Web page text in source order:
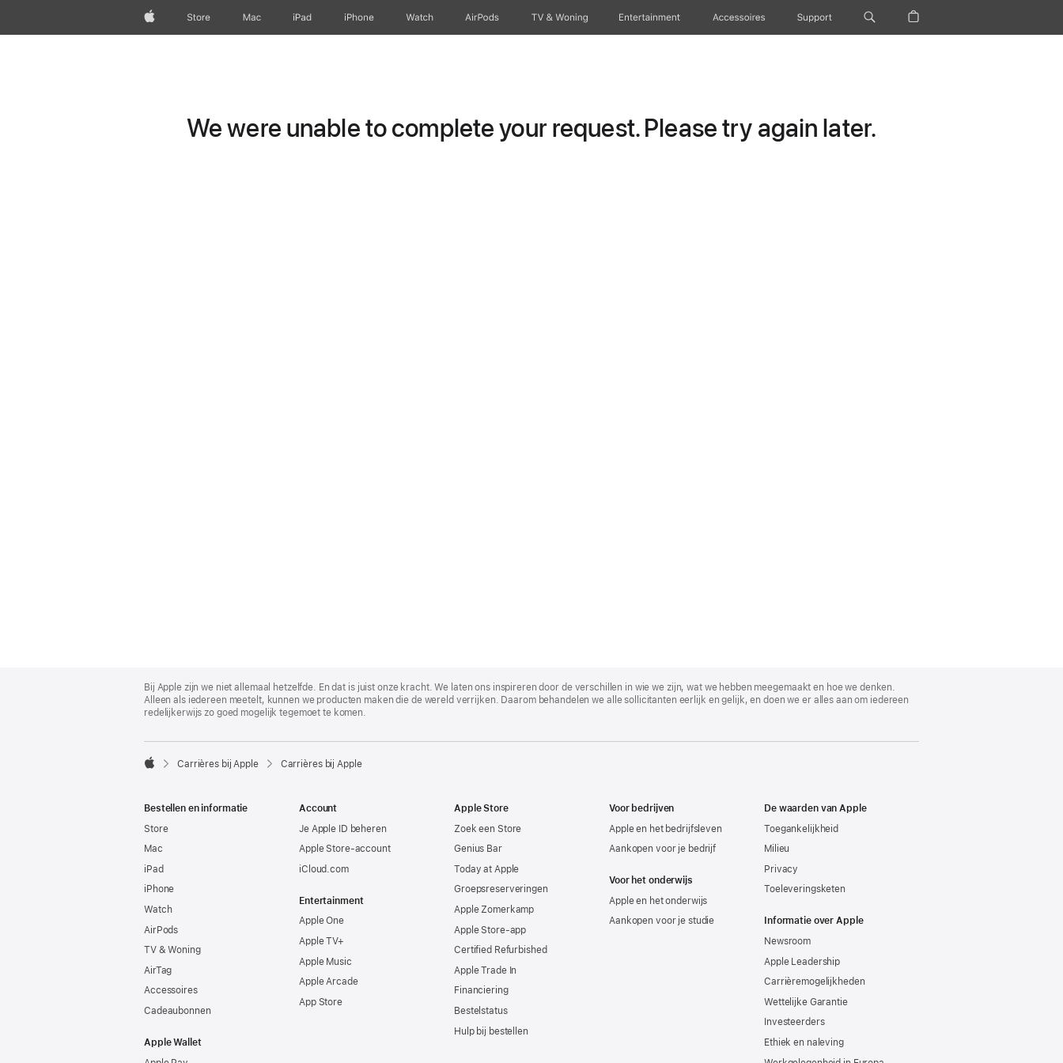
AppleStore Mac iPad iPhone Watch AirPods TV & Woning Entertainment Accessoires Support
We were unable to complete your request. Please try again later.
Footer
Bij Apple zijn we niet allemaal hetzelfde. En dat is juist onze kracht. We laten ons inspireren door de verschillen in wie we zijn, wat we hebben meegemaakt en hoe we denken.
Alleen als iedereen meetelt, kunnen we producten maken die de wereld verrijken. Daarom behandelen we alle sollicitanten eerlijk en gelijk, en doen we er alles aan om iedereen
redelijkerwijs zo goed mogelijk tegemoet te komen.

Carrières bij Apple Carrières bij Apple
Bestellen en informatie
Store
Mac
iPad
iPhone
Watch
AirPods
TV & Woning
AirTag
Accessoires
Cadeaubonnen
Apple Wallet
Account
Je Apple ID beheren
Apple Store-account
iCloud.com
Entertainment
Apple One
Apple TV+
Apple Music
Apple Arcade
App Store
Apple Store
Zoek een Store
Genius Bar
Today at Apple
Groepsreserveringen
Apple Zomerkamp
Apple Store-app
Certified Refurbished
Apple Trade In
Financiering
Bestelstatus
Hulp bij bestellen
Voor bedrijven
Apple en het bedrijfsleven
Aankopen voor je bedrijf
Voor het onderwijs
Apple en het onderwijs
Aankopen voor je studie
De waarden van Apple
Toegankelijkheid
Milieu
Privacy
Toeleveringsketen
Informatie over Apple
Newsroom
Apple Leadership
Carrièremogelijkheden
Wettelijke Garantie
Investeerders
Ethiek en naleving